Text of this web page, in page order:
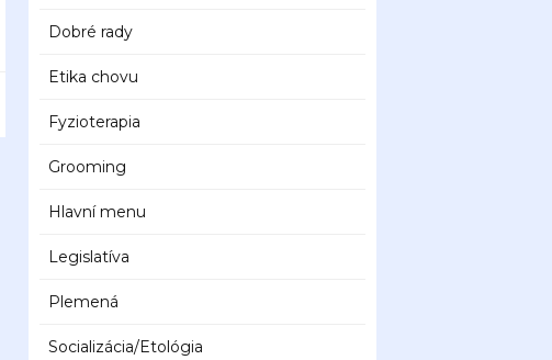
Dobré rady
Etika chovu
Fyzioterapia
Grooming
Hlavní menu
Legislatíva
Plemená
Socializácia/Etológia